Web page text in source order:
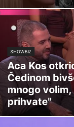
SHOWBIZ
Aca Kos
Čedinom
mnogo
prihvate"